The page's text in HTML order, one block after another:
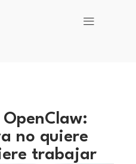
no quiere
trabajar